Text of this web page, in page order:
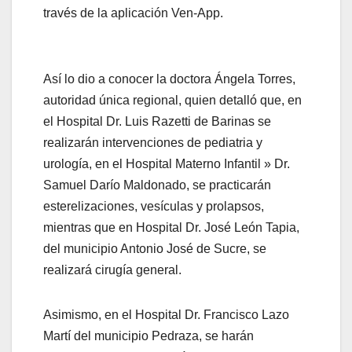
través de la aplicación Ven-App.
Así lo dio a conocer la doctora Ángela Torres,
autoridad única regional, quien detalló que, en
el Hospital Dr. Luis Razetti de Barinas se
realizarán intervenciones de pediatria y
urología, en el Hospital Materno Infantil » Dr.
Samuel Darío Maldonado, se practicarán
esterelizaciones, vesículas y prolapsos,
mientras que en Hospital Dr. José León Tapia,
del municipio Antonio José de Sucre, se
realizará cirugía general.
Asimismo, en el Hospital Dr. Francisco Lazo
Martí del municipio Pedraza, se harán